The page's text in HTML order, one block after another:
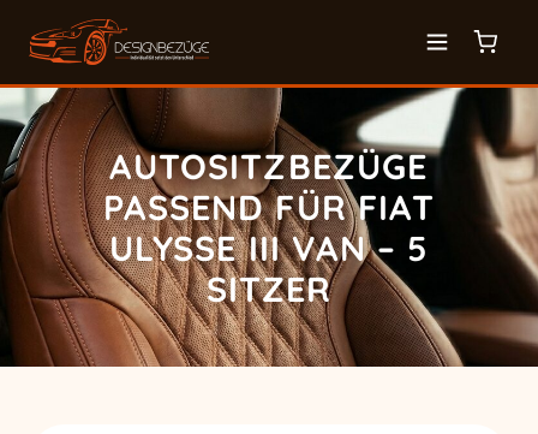
AUTOSITZBEZÜGE
PASSEND FÜR FIAT
ULYSSE III VAN – 5
SITZER